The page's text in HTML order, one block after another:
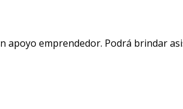
apoyo emprendedor. Podrá brindar